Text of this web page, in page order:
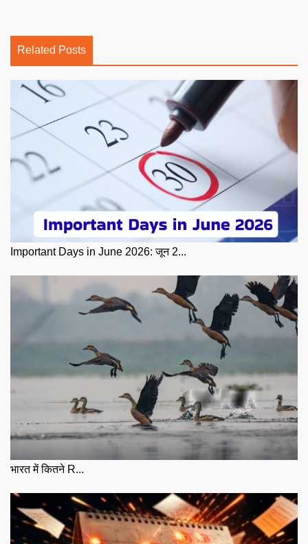
Related Posts
Important Days in June 2026: जून 2...
भारत में कितने R...